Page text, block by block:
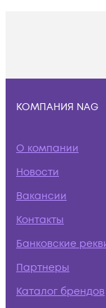
КОМПАНИЯ NAG
О компании
Новости
Вакансии
Контакты
Банковские
Партнеры
Каталог брендов